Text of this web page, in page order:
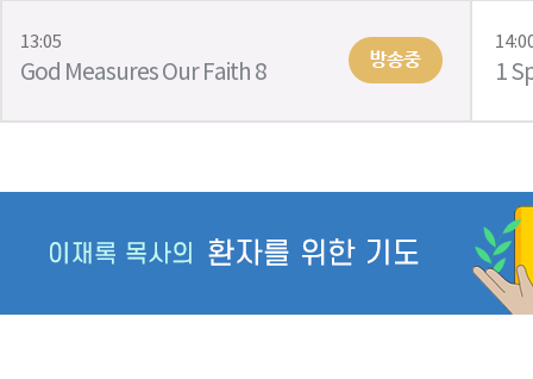
13:05
God Measures Our Faith 8 1